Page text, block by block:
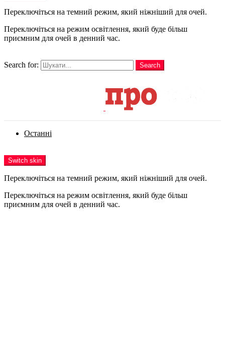
Переключіться на темний режим, який ніжніший для очей.
Переключіться на режим освітлення, який буде більш
приємним для очей в денний час.
Search for:
Search
Останні
Switch skin
Переключіться на темний режим, який ніжніший для очей.
Переключіться на режим освітлення, який буде більш
приємним для очей в денний час.